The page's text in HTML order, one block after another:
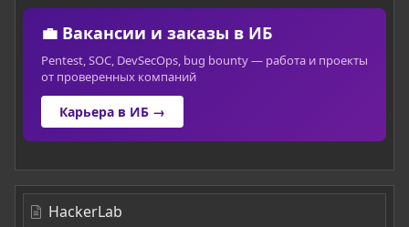
💼 Вакансии и заказы в ИБ
Pentest, SOC, DevSecOps, bug bounty — работа и проекты
от проверенных компаний
Карьера в ИБ →
HackerLab